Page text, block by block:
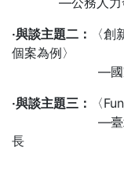
‧與談主題二：
〈
個案為例〉
—國家文官
‧與談主題三：
〈
—臺北市政府
長